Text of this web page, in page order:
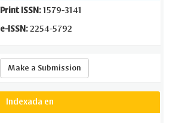
Print ISSN: 1579-3141
e-ISSN: 2254-5792
Make
a
Make a Submission
Indexada en